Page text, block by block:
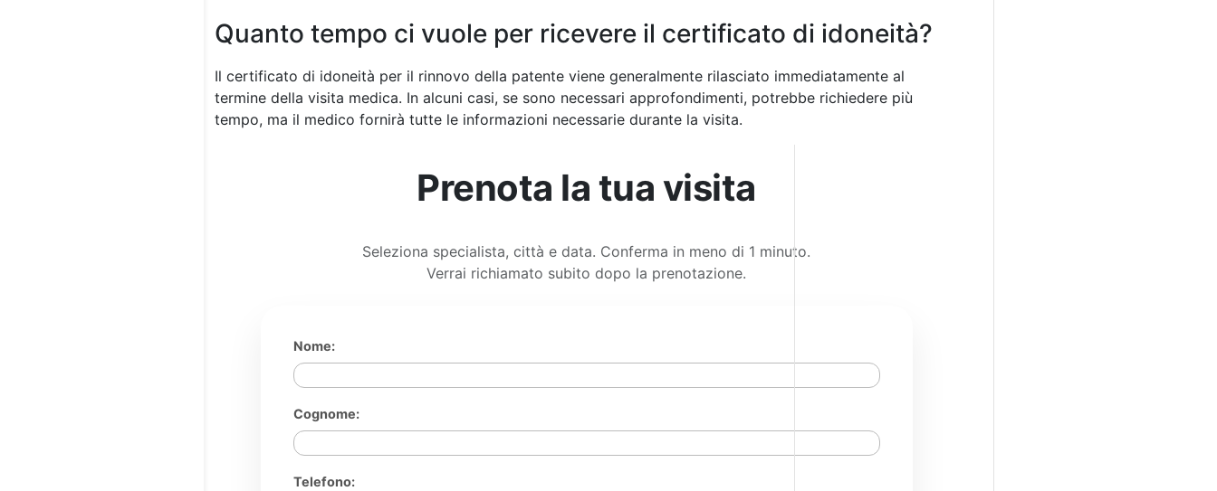
Quanto tempo ci vuole per ricevere il certificato di idoneità?
Il certificato di idoneità per il rinnovo della patente viene generalmente rilasciato immediatamente al
termine della visita medica. In alcuni casi, se sono necessari approfondimenti, potrebbe richiedere più
tempo, ma il medico fornirà tutte le informazioni necessarie durante la visita.
Prenota la tua visita
Seleziona specialista, città e data. Conferma in meno di 1 minuto.
Verrai richiamato subito dopo la prenotazione.
Nome:
Cognome:
Telefono: